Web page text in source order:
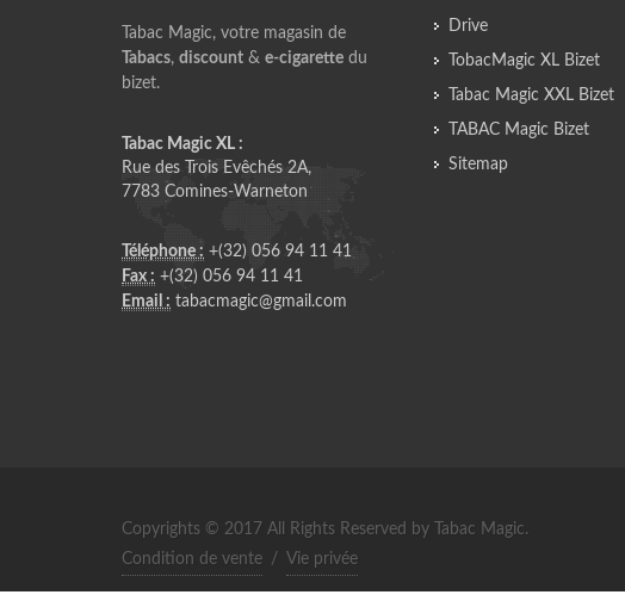
Tabac Magic, votre magasin de
Tabacs, discount & e-cigarette du
bizet.
Tabac Magic XL :
Rue des Trois Evêchés 2A,
7783 Comines-Warneton
Téléphone : +(32) 056 94 11 41
Fax : +(32) 056 94 11 41
Email : tabacmagic@gmail.com
Drive
TobacMagic XL Bizet
Tabac Magic XXL Bizet
TABAC Magic Bizet
Sitemap
Copyrights © 2017 All Rights Reserved by Tabac Magic.
Condition de vente /
Vie privée